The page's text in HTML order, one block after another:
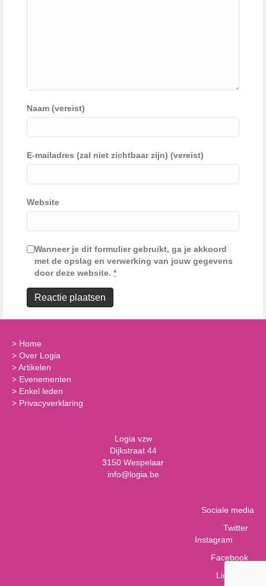
Naam (vereist)
E-mailadres (zal niet zichtbaar zijn) (vereist)
Website
Wanneer je dit formulier gebruikt, ga je akkoord
met de opslag en verwerking van jouw gegevens
door deze website. *
> Home
> Over Logia
>Artikelen
> Evenementen
> Enkel leden
> Privacyverklaring
Logia vzw
Dijkstraat 44
3150 Wespelaar
info@logia.be
Sociale media
Twitter
Instagram
Facebook
LinkedIn